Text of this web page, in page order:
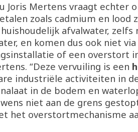
Joris Mertens vraagt echter
zoals cadmium en lood
afvalwater, zelfs
en komen dus ook niet
of een overstort
“Deze vervuiling is een
industriële activiteiten in
in de bodem en
niet aan de grens
het overstortmechanisme